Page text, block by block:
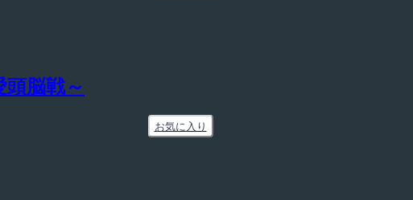
脳戦～
お気に入り